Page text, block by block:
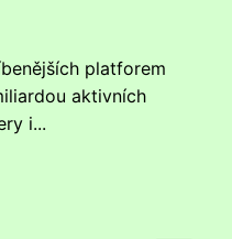
platforem
aktivních
i...